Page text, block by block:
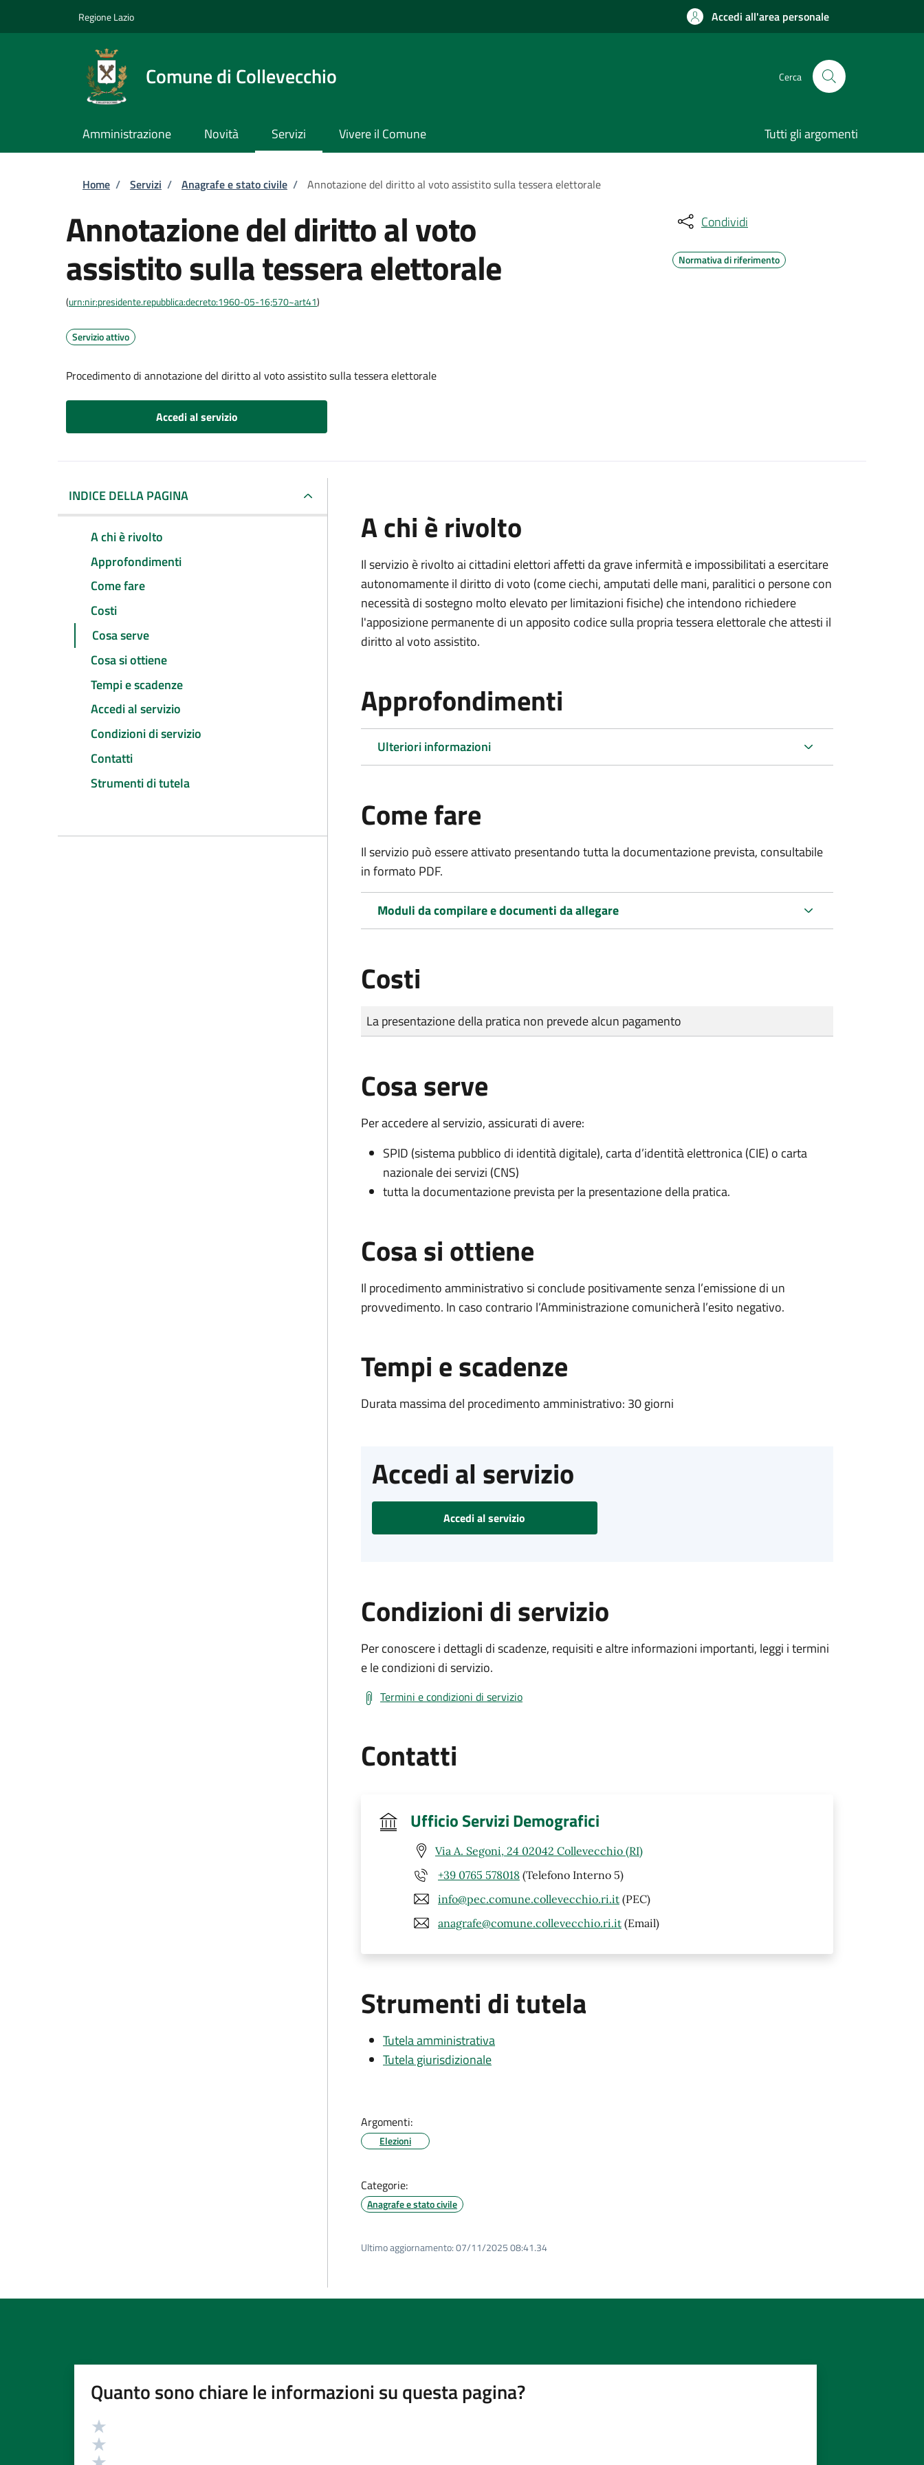
Regione Lazio Accedi all'area personale
Comune di Collevecchio Cerca
Amministrazione Novità Servizi Vivere il Comune Tutti gli argomenti
Briciole di pane
Home / Servizi / Anagrafe e stato civile / Annotazione del diritto al voto assistito sulla tessera elettorale
Annotazione del diritto al voto
assistito sulla tessera elettorale
(urn:nir:presidente.repubblica:decreto:1960-05-16;570~art41)
Servizio attivo
Procedimento di annotazione del diritto al voto assistito sulla tessera elettorale
Accedi al servizio
Condividi
Normativa di riferimento
INDICE DELLA PAGINA
A chi è rivolto
Approfondimenti
Come fare
Costi
Cosa serve
Cosa si ottiene
Tempi e scadenze
Accedi al servizio
Condizioni di servizio
Contatti
Strumenti di tutela
A chi è rivolto
Il servizio è rivolto ai cittadini elettori affetti da grave infermità e impossibilitati a esercitare
autonomamente il diritto di voto (come ciechi, amputati delle mani, paralitici o persone con
necessità di sostegno molto elevato per limitazioni fisiche) che intendono richiedere
l'apposizione permanente di un apposito codice sulla propria tessera elettorale che attesti il
diritto al voto assistito.
Approfondimenti
Ulteriori informazioni
Come fare
Il servizio può essere attivato presentando tutta la documentazione prevista, consultabile
in formato PDF.
Moduli da compilare e documenti da allegare
Costi
Tipo di pagamento
Importo
La presentazione della pratica non prevede alcun pagamento
Cosa serve
Per accedere al servizio, assicurati di avere:
SPID (sistema pubblico di identità digitale), carta d’identità elettronica (CIE) o carta
nazionale dei servizi (CNS)
tutta la documentazione prevista per la presentazione della pratica.
Cosa si ottiene
Il procedimento amministrativo si conclude positivamente senza l’emissione di un
provvedimento. In caso contrario l’Amministrazione comunicherà l’esito negativo.
Tempi e scadenze
Durata massima del procedimento amministrativo: 30 giorni
Accedi al servizio
Accedi al servizio
Condizioni di servizio
Per conoscere i dettagli di scadenze, requisiti e altre informazioni importanti, leggi i termini
e le condizioni di servizio.
Termini e condizioni di servizio
Contatti
Ufficio Servizi Demografici
Via A. Segoni, 24 02042 Collevecchio (RI)
+39 0765 578018 (Telefono Interno 5)
info@pec.comune.collevecchio.ri.it (PEC)
anagrafe@comune.collevecchio.ri.it (Email)
Strumenti di tutela
Tutela amministrativa
Tutela giurisdizionale
Argomenti:
Elezioni
Categorie:
Anagrafe e stato civile
Ultimo aggiornamento:07/11/2025 08:41.34
Quanto sono chiare le informazioni su questa pagina?
Valutazione